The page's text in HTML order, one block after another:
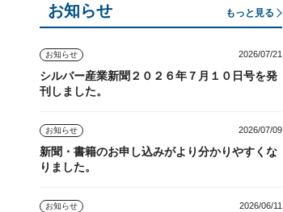
お知らせ もっと見る
お知らせ 2026/07/21
シルバー産業新聞２０２６年７月１０日号を発
刊しました。
お知らせ 2026/07/09
新聞・書籍のお申し込みがより分かりやすくな
りました。
お知らせ 2026/06/11